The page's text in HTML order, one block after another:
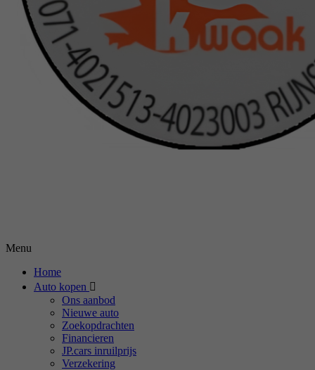
Menu
Home
Auto kopen
Ons aanbod
Nieuwe auto
Zoekopdrachten
Financieren
JP.cars inruilprijs
Verzekering